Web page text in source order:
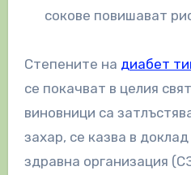
сокове повишават
Степените на диабет
се покачват в целия
виновници са
захар, се казва в
здравна организация